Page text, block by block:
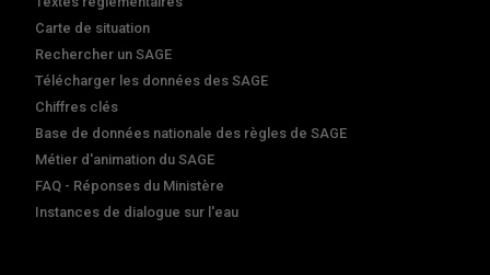
Carte de situation
Rechercher un SAGE
Télécharger les données des SAGE
Chiffres clés
Base de données nationale des règles de SAGE
Métier d'animation du SAGE
FAQ - Réponses du Ministère
Instances de dialogue sur l'eau